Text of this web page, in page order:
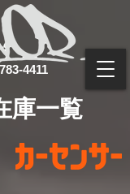
4411
庫一覧